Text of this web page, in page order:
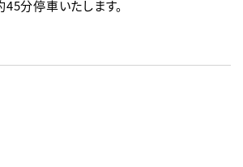
分停車いたします。